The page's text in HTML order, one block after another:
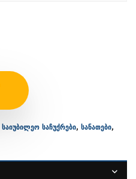
საიუბილეო საჩუქრები, სანათები,